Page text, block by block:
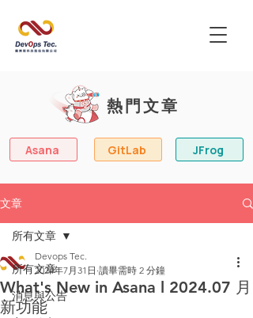
熱門文章
Asana GitLab JFrog
文章
所有文章
消息與公告
所有文章
What's New in Asana l 2024.07 月
新功能
Devops Tec.
2024年7月31日 讀畢需時 2 分鐘